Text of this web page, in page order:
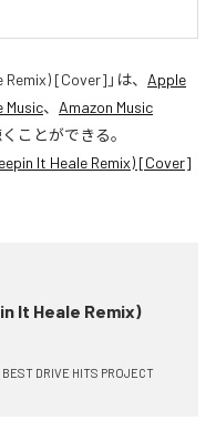
Remix) [Cover] 」は、 Apple
Music、 Amazon Music
ことができる。
It Heale Remix) [Cover]
It Heale Remix)
BEST DRIVE HITS PROJECT